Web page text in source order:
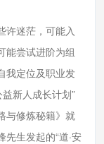
许迷茫，可能入
能尝试进阶为组
我定位及职业发
新人成长计划”
与修炼秘籍》就
生发起的“道·安